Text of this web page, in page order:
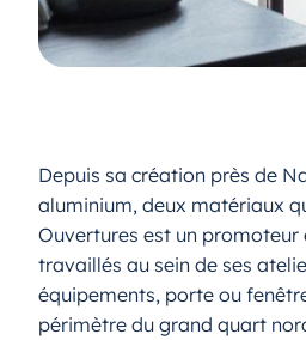
Depuis sa création près de
aluminium, deux matériaux
Ouvertures est un promoteur
travaillés au sein de ses
équipements, porte ou
périmètre du grand quart